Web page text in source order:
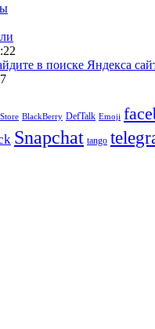
в поиске Яндекса
BlackBerry DefTalk Emoji
Snapchat tango